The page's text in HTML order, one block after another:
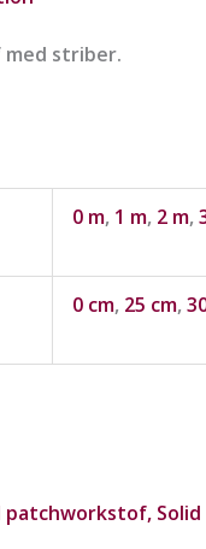
striber.
0 m, 1 m, 2 m,
0 cm, 25 cm,